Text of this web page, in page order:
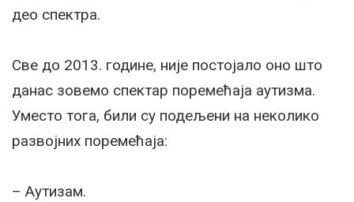
део спектра.
Све до 2013. године, није постојало оно што
данас зовемо спектар поремећаја аутизма.
Уместо тога, били су подељени на неколико
развојних поремећаја:
– Аутизам.